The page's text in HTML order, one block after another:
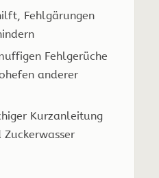
Fehlgärungen
Fehlgerüche
anderer
Kurzanleitung